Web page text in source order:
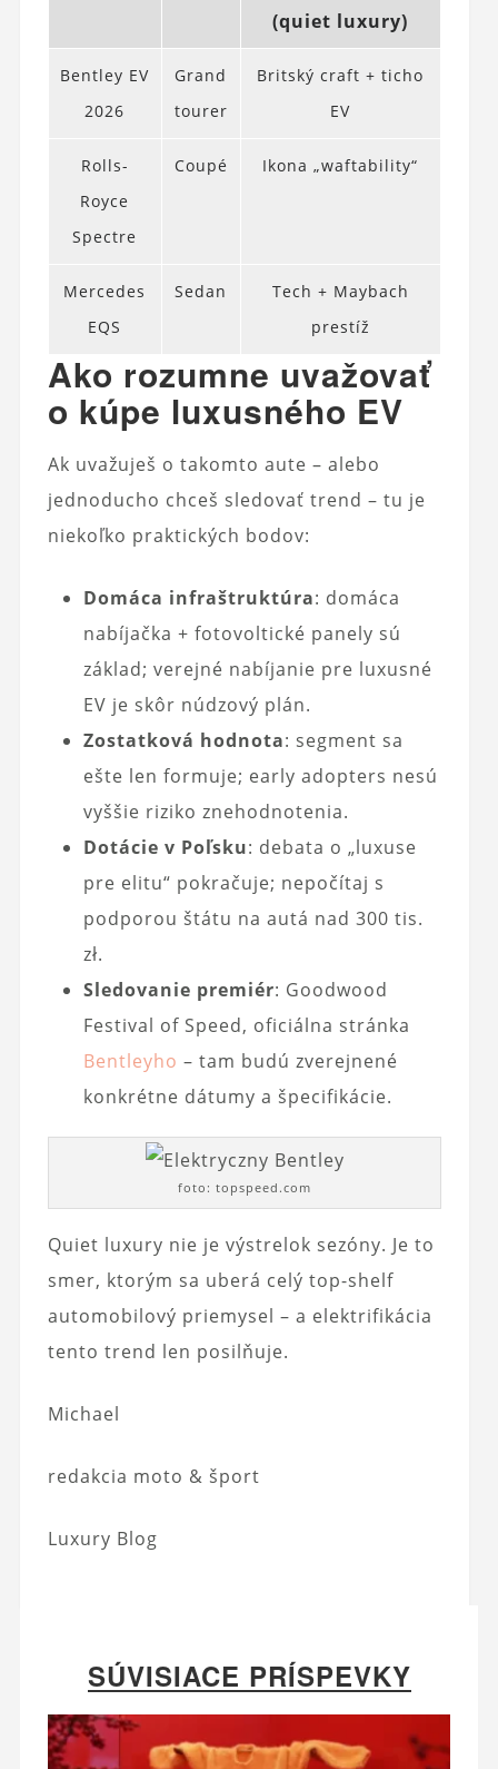
(quiet luxury)
Bentley EV
2026
Grand
tourer
Britský craft + ticho
EV
Rolls-
Royce
Spectre
Coupé Ikona „waftability“
Mercedes
EQS
Sedan
Tech + Maybach
prestíž
Ako rozumne uvažovať
o kúpe luxusného EV
Ak uvažuješ o takomto aute – alebo
jednoducho chceš sledovať trend – tu je
niekoľko praktických bodov:
Domáca infraštruktúra: domáca
nabíjačka + fotovoltické panely sú
základ; verejné nabíjanie pre luxusné
EV je skôr núdzový plán.
Zostatková hodnota: segment sa
ešte len formuje; early adopters nesú
vyššie riziko znehodnotenia.
Dotácie v Poľsku: debata o „luxuse
pre elitu“ pokračuje; nepočítaj s
podporou štátu na autá nad 300 tis.
zł.
Sledovanie premiér: Goodwood
Festival of Speed, oficiálna stránka
Bentleyho – tam budú zverejnené
konkrétne dátumy a špecifikácie.
foto: topspeed.com
Quiet luxury nie je výstrelok sezóny. Je to
smer, ktorým sa uberá celý top-shelf
automobilový priemysel – a elektrifikácia
tento trend len posilňuje.
Michael
redakcia moto & šport
Luxury Blog
SÚVISIACE PRÍSPEVKY